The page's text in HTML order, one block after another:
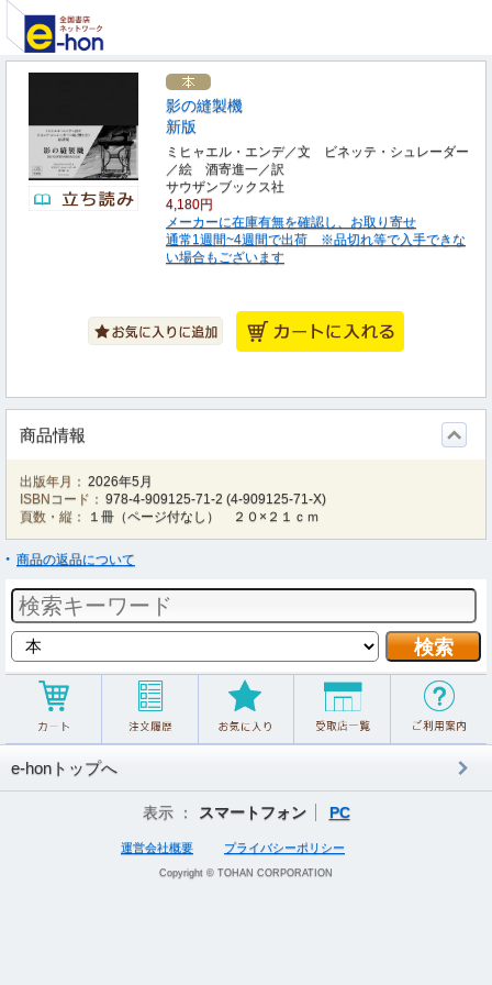
影の縫製機
新版
ミヒャエル・エンデ／文 ビネッテ・シュレーダー
／絵 酒寄進一／訳
サウザンブックス社
4,180円
メーカーに在庫有無を確認し、お取り寄せ
通常1週間~4週間で出荷 ※品切れ等で入手できな
い場合もございます
商品情報
出版年月： 2026年5月
ISBNコード： 978-4-909125-71-2 (4-909125-71-X)
頁数・縦：
１冊（ページ付なし） ２０×２１ｃｍ
商品の返品について
e-honトップへ
表示 ： スマートフォン PC
運営会社概要 プライバシーポリシー
Copyright © TOHAN CORPORATION